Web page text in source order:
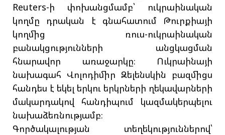
Reuters-ի փոխանցմամբ՝ ուկրաինական
կողմը դրական է գնահատում Թուրքիայի
կողմից ռուս-ուկրաինական
բանակցությունների անցկացման
հնարավոր առաջարկը։ Ուկրաինայի
նախագահ Վոլոդիմիր Զելենսկին բազմիցս
հանդես է եկել երկու երկրների ղեկավարների
մակարդակով հանդիպում կազմակերպելու
նախաձեռնությամբ։
Գործակալության տեղեկություններով՝